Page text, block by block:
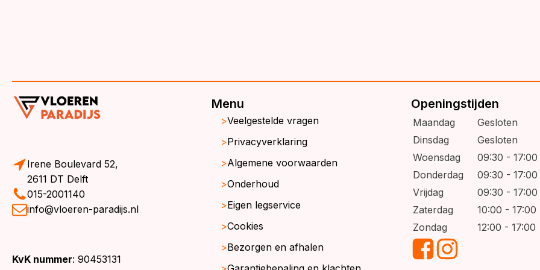
Irene Boulevard 52,
2611 DT Delft
015-2001140
info@vloeren-paradijs.nl
KvK nummer: 90453131
Menu
Veelgestelde vragen
Privacyverklaring
Algemene voorwaarden
Onderhoud
Eigen legservice
Cookies
Bezorgen en afhalen
Openingstijden
Maandag
Gesloten
Dinsdag
Gesloten
Woensdag
09:30 - 17:00
Donderdag
09:30 - 17:00
Vrijdag
09:30 - 17:00
Zaterdag
10:00 - 17:00
Zondag
12:00 - 17:00